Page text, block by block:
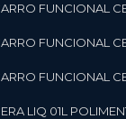
CARRO FUNCIONAL
CARRO FUNCIONAL
CARRO FUNCIONAL
CERA LIQ 01L